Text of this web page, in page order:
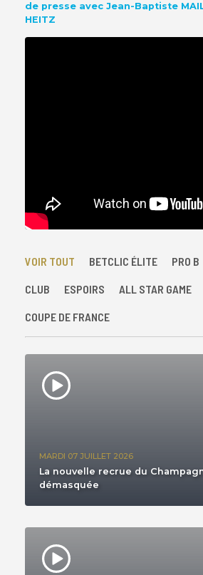
de presse avec Jean-Baptiste
HEITZ
VOIR TOUT BETCLIC ÉLITE PRO B
CLUB ESPOIRS ALL STAR GAME
COUPE DE FRANCE
MARDI 07 JUILLET 2026
La nouvelle recrue du
démasquée